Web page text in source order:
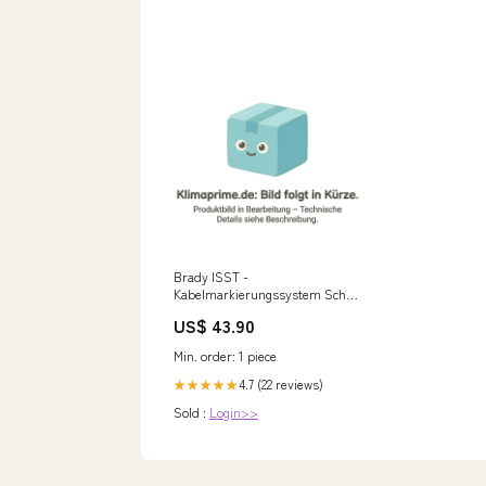
Brady ISST -
Kabelmarkierungssystem Schild
2F53VF3
US$ 43.90
Min. order: 1 piece
★★★★★4.7 (22 reviews)
Sold : Login>>